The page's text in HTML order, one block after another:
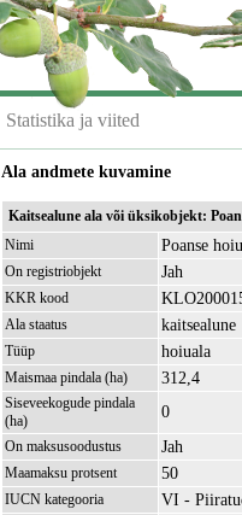
Statistika ja viited
Ala andmete kuvamine
Kaitsealune ala või üksikobjekt:
Nimi
Poanse
On registriobjekt Jah
KKR kood
Ala staatus kaitsealune
Tüüp hoiuala
Maismaa pindala (ha) 312,4
Siseveekogude pindala
(ha)
0
On maksusoodustus Jah
Maamaksu protsent 50
IUCN kategooria VI -